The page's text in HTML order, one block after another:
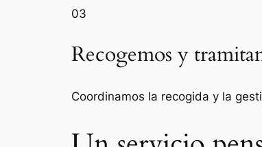
03
Recogemos y
Coordinamos la recogida y la